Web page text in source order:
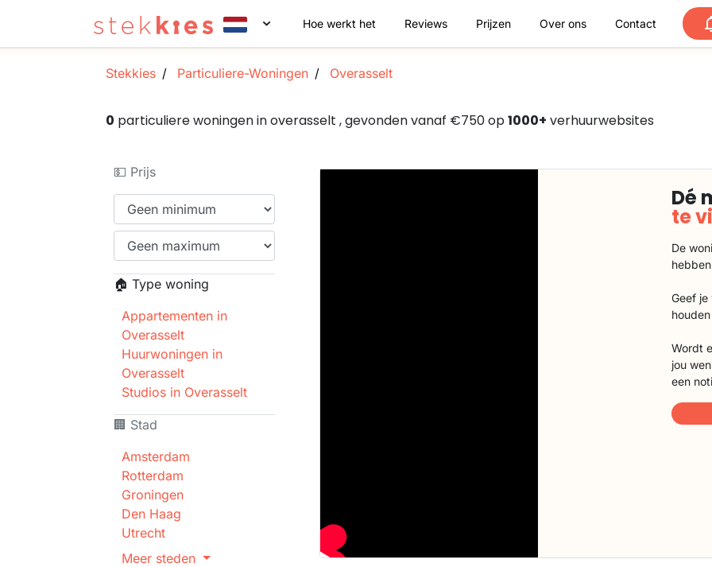
Hoe werkt het Reviews Prijzen Over ons Contact
Stekkies Particuliere-Woningen Overasselt
0 particuliere woningen in overasselt , gevonden vanaf €750 op1000+ verhuurwebsites
💵 Prijs
🏠 Type woning
Appartementen in
Overasselt
Huurwoningen in
Overasselt
Studios in Overasselt
🏢 Stad
Amsterdam
Rotterdam
Groningen
Den Haag
Utrecht
Meer steden
Dé
te
De
Geef
Wordt
jou
een